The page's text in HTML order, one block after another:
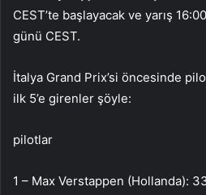
CEST’te başlayacak ve yarış
günü CEST.
İtalya Grand Prix’si öncesinde
ilk 5’e girenler şöyle:
pilotlar
1 – Max Verstappen (Hollanda):